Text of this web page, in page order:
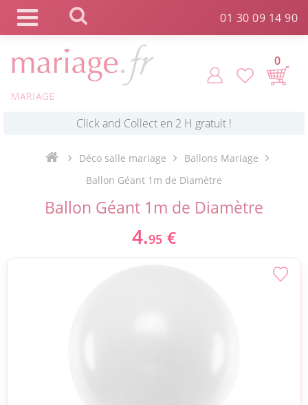
01 30 09 14 90
MARIAGE
0
Commande expédiée en 24h ! *
Livraison point relais gratuit dès 89 € !*
*
Déco salle mariage
Ballons Mariage
Ballon Géant 1m de Diamètre
Ballon Géant 1m de Diamètre
4.95 €
Panneau de gestion des cookies